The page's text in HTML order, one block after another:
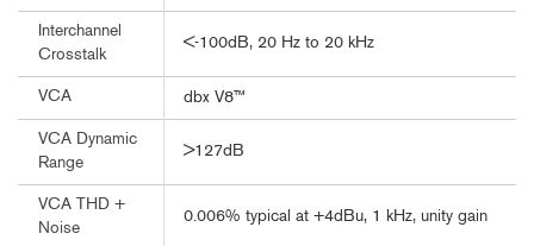
Interchannel
Crosstalk
<-100dB, 20 Hz to 20 kHz
VCA dbx V8™
VCA Dynamic
Range
>127dB
VCA THD +
Noise
0.006% typical at +4dBu, 1 kHz, unity gain